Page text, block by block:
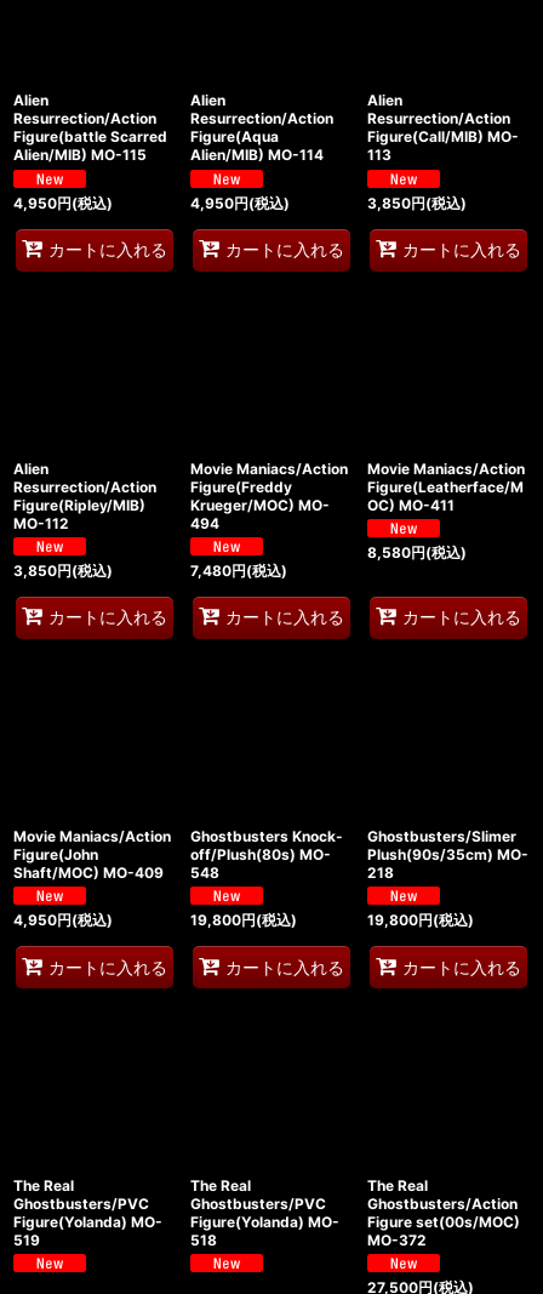
Alien
Resurrection/Action
Figure(battle Scarred
Alien/MIB) MO-115
4,950円(税込)
カートに入れる
Alien
Resurrection/Action
Figure(Aqua
Alien/MIB) MO-114
4,950円(税込)
カートに入れる
Alien
Resurrection/Action
Figure(Call/MIB) MO-
113
3,850円(税込)
カートに入れる
Alien
Resurrection/Action
Figure(Ripley/MIB)
MO-112
3,850円(税込)
カートに入れる
Movie Maniacs/Action
Figure(Freddy
Krueger/MOC) MO-
494
7,480円(税込)
カートに入れる
Movie Maniacs/Action
Figure(Leatherface/M
OC) MO-411
8,580円(税込)
カートに入れる
Movie Maniacs/Action
Figure(John
Shaft/MOC) MO-409
4,950円(税込)
カートに入れる
Ghostbusters Knock-
off/Plush(80s) MO-
548
19,800円(税込)
カートに入れる
Ghostbusters/Slimer
Plush(90s/35cm) MO-
218
19,800円(税込)
カートに入れる
The Real
Ghostbusters/PVC
Figure(Yolanda) MO-
519
The Real
Ghostbusters/PVC
Figure(Yolanda) MO-
518
The Real
Ghostbusters/Action
Figure set(00s/MOC)
MO-372
27,500円(税込)